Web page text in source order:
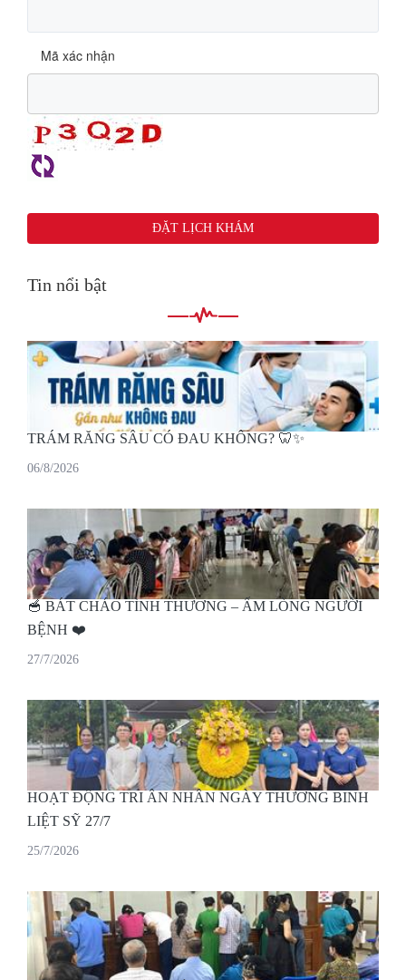
Mã xác nhận
Tin nổi bật
TRÁM RĂNG SÂU CÓ ĐAU KHÔNG? 🦷✨
06/8/2026
🥣 BÁT CHÁO TÌNH THƯƠNG – ẤM LÒNG NGƯỜI
BỆNH ❤️
27/7/2026
HOẠT ĐỘNG TRI ÂN NHÂN NGÀY THƯƠNG BINH
LIỆT SỸ 27/7
25/7/2026